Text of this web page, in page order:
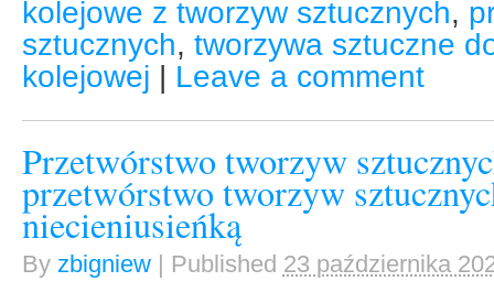
kolejowe z tworzyw sztucznych,
sztucznych, tworzywa sztuczne
kolejowej
Leave a comment
Przetwórstwo tworzyw
przetwórstwo tworzyw
niecieniusieńką
By zbigniew | Published 23 października